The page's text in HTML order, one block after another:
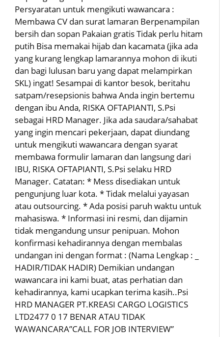
Persyaratan untuk mengikuti wawancara :
Membawa CV dan surat lamaran Berpenampilan
bersih dan sopan Pakaian gratis Tidak perlu hitam
putih Bisa memakai hijab dan kacamata (jika ada
yang kurang lengkap lamarannya mohon di ikuti
dan bagi lulusan baru yang dapat melampirkan
SKL) ingat! Sesampai di kantor besok, beritahu
satpam/resepsionis bahwa Anda ingin bertemu
dengan ibu Anda, RISKA OFTAPIANTI, S.Psi
sebagai HRD Manager. Jika ada saudara/sahabat
yang ingin mencari pekerjaan, dapat diundang
untuk mengikuti wawancara dengan syarat
membawa formulir lamaran dan langsung dari
IBU, RISKA OFTAPIANTI, S.Psi selaku HRD
Manager. Catatan: * Mess disediakan untuk
pengunjung luar kota. * Tidak melalui yayasan
atau outsourcing. * Ada posisi paruh waktu untuk
mahasiswa. * Informasi ini resmi, dan dijamin
tidak mengandung unsur penipuan. Mohon
konfirmasi kehadirannya dengan membalas
undangan ini dengan format : (Nama Lengkap : _
HADIR/TIDAK HADIR) Demikian undangan
wawancara ini kami buat, atas perhatian dan
kehadirannya, kami ucapkan terima kasih..Psi
HRD MANAGER PT.KREASI CARGO LOGISTICS
LTD2477 0 17 BENAR ATAU TIDAK
WAWANCARA”CALL FOR JOB INTERVIEW”